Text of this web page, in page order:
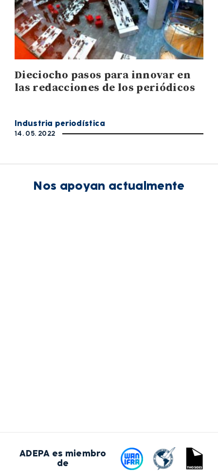
Dieciocho pasos para innovar en
las redacciones de los periódicos
Industria periodística
14. 05. 2022
Nos apoyan actualmente
ADEPA es miembro
de